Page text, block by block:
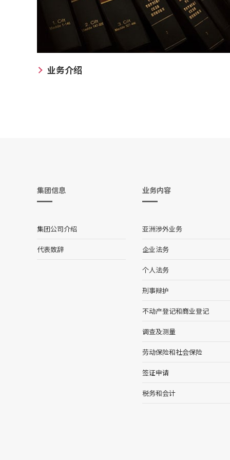
业务介绍
集团信息
集团公司介绍
代表致辞
业务内容
亚洲涉外业务
企业法务
个人法务
刑事辩护
不动产登记和商业登记
调查及测量
劳动保险和社会保险
签证申请
税务和会计